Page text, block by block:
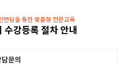
면담을 통한 맞춤형 전문교육
수강등록 절차 안내
문의